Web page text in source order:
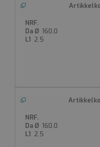
160.0
2.5
160.0
2.5